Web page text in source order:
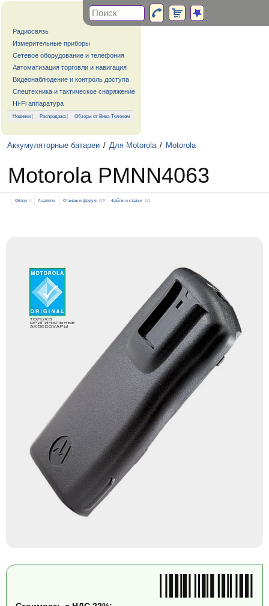
Радиосвязь
Измерительные приборы
Сетевое оборудование и телефония
Автоматизация торговли и навигация
Видеонаблюдение и контроль доступа
Спецтехника и тактическое снаряжение
Hi-Fi аппаратура
Новинки | Распродажа| Обзоры от Вива-Телеком
Аккумуляторные батареи / Для Motorola / Motorola
Motorola PMNN4063
Обзор 4 Аналоги Отзывы и форум 0/3 Файлы и статьи 1/1